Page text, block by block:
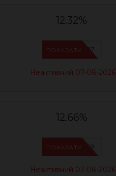
12.32%
IFSCDUA17
ПОКАЗАТИ
Неактивний 07-08-2026
12.66%
IFSCDUA29
ПОКАЗАТИ
Неактивний 07-08-2026